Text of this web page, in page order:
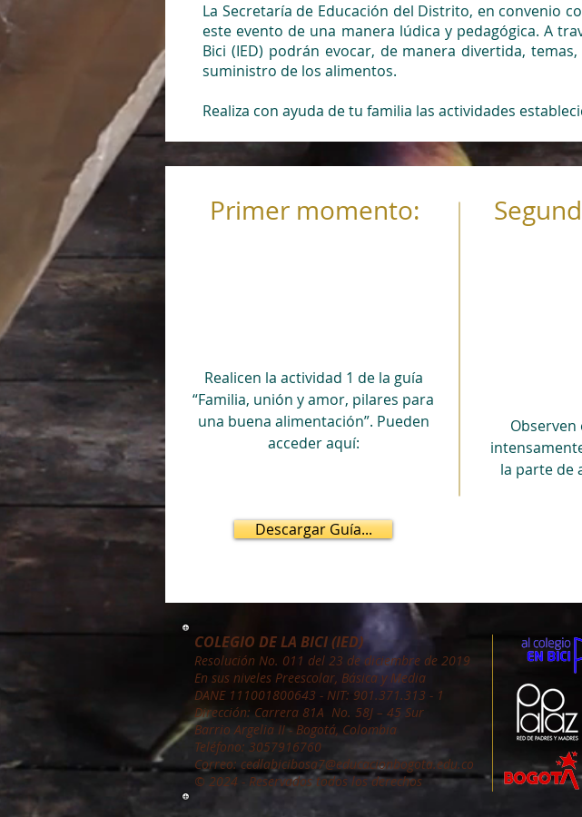
La Secretaría de Educación del Distrito, en convenio
este evento de una manera lúdica y pedagógica. A
Bici (IED) podrán evocar, de manera divertida,
suministro de los alimentos.
Realiza con ayuda de tu familia las actividades
Primer momento:
Realicen la actividad 1 de la guía
“Familia, unión y amor, pilares para
una buena alimentación”. Pueden
acceder aquí:
Descargar Guía...
Observen
la parte de
COLEGIO DE LA BICI (IED)
Resolución No. 011 del 23 de diciembre de 2019
En sus niveles Preescolar, Básica y Media
DANE 111001800643 - NIT: 901.371.313 - 1
Dirección: Carrera 81A No. 58J – 45 Sur
Barrio Argelia II - Bogotá, Colombia
Teléfono: 3057916760
Correo: cedlabicibosa7@educacionbogota.edu.co
© 2024 - Reservados todos los derechos